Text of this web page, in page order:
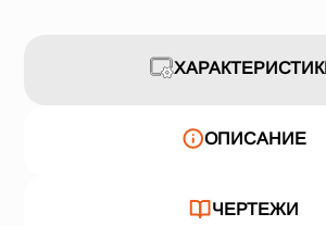
ОПИСАНИЕ
ЧЕРТЕЖИ